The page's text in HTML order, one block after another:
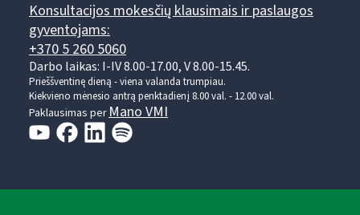
Konsultacijos mokesčių klausimais ir paslaugos
gyventojams:
+370 5 260 5060
Darbo laikas: I-IV 8.00-17.00, V 8.00-15.45.
Prieššventinę dieną - viena valanda trumpiau.
Kiekvieno mėnesio antrą penktadienį 8.00 val. - 12.00 val.
Paklausimas perMano VMI